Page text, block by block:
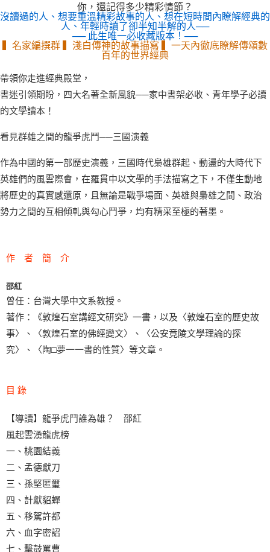
你，還記得多少精彩情節？
沒讀過的人、想要重溫精彩故事的人、想在短時間內瞭解經典的
人、年輕時讀了卻半知半解的人──
── 此生唯一必收藏版本！──
▍名家編撰群 ▍淺白傳神的故事描寫 ▍一天內徹底瞭解傳頌數
百年的世界經典
帶領你走進經典殿堂，
書迷引領期盼，四大名著全新風貌──家中書架必收、青年學子必讀
的文學讀本！
看見群雄之間的龍爭虎鬥──三國演義
作為中國的第一部歷史演義，三國時代梟雄群起、動盪的大時代下
英雄們的風雲際會，在羅貫中以文學的手法描寫之下，不僅生動地
將歷史的真實感還原，且無論是戰爭場面、英雄與梟雄之間、政治
勢力之間的互相傾軋與勾心鬥爭，均有精采至極的著墨。
作 者 簡 介
邵紅
曾任：台灣大學中文系教授。
著作：《敦煌石室講經文研究》一書，以及〈敦煌石室的歷史故
事〉、〈敦煌石室的佛經變文〉、〈公安竟陵文學理論的探
究〉、〈陶□夢一一書的性質〉等文章。
目 錄
【導讀】龍爭虎鬥誰為雄？ 邵紅
風起雲湧龍虎榜
一、桃園結義
二、孟德獻刀
三、孫堅匿璽
四、計獻貂蟬
五、移駕許都
六、血字密詔
七、擊鼓罵曹